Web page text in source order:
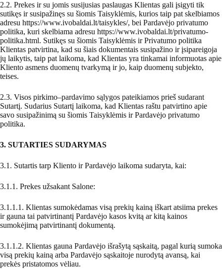
2.2. Prekes ir su jomis susijusias paslaugas Klientas gali įsigyti tik
sutikęs ir susipažinęs su šiomis Taisyklėmis, kurios taip pat skelbiamos
adresu https://www.ivobaldai.lt/taisykles/, bei Pardavėjo privatumo
politika, kuri skelbiama adresu https://www.ivobaldai.lt/privatumo-
politika.html. Sutikęs su šiomis Taisyklėmis ir Privatumo politika
Klientas patvirtina, kad su šiais dokumentais susipažino ir įsipareigoja
jų laikytis, taip pat laikoma, kad Klientas yra tinkamai informuotas apie
Kliento asmens duomenų tvarkymą ir jo, kaip duomenų subjekto,
teises.
2.3. Visos pirkimo–pardavimo sąlygos pateikiamos prieš sudarant
Sutartį. Sudarius Sutartį laikoma, kad Klientas raštu patvirtino apie
savo susipažinimą su šiomis Taisyklėmis ir Pardavėjo privatumo
politika.
3. SUTARTIES SUDARYMAS
3.1. Sutartis tarp Kliento ir Pardavėjo laikoma sudaryta, kai:
3.1.1. Prekes užsakant Salone:
3.1.1.1. Klientas sumokėdamas visą prekių kainą iškart atsiima prekes
ir gauna tai patvirtinantį Pardavėjo kasos kvitą ar kitą kainos
sumokėjimą patvirtinantį dokumentą.
3.1.1.2. Klientas gauna Pardavėjo išrašytą sąskaitą, pagal kurią sumoka
visą prekių kainą arba Pardavėjo sąskaitoje nurodytą avansą, kai
prekės pristatomos vėliau.